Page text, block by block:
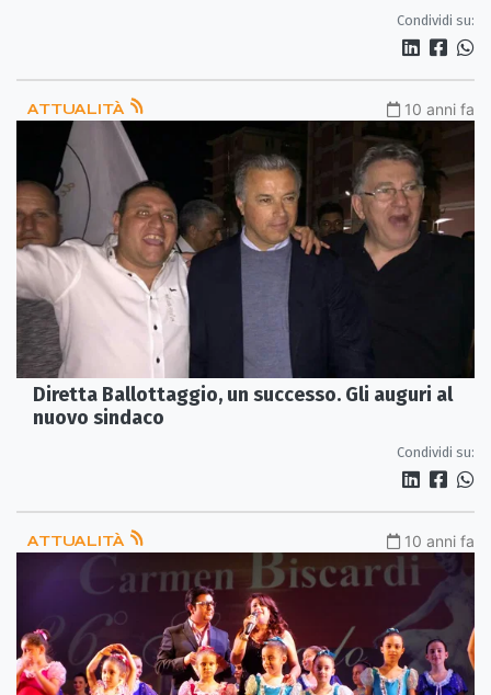
Condividi su:
ATTUALITÀ 10 anni fa
Diretta Ballottaggio, un successo. Gli auguri al
nuovo sindaco
Condividi su:
ATTUALITÀ 10 anni fa